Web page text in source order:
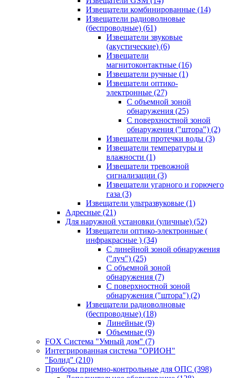
Извещатели комбинированные (14)
Извещатели радиоволновые
(беспроводные) (61)
Извещатели звуковые
(акустические) (6)
Извещатели
магнитоконтактные (16)
Извещатели ручные (1)
Извещатели оптико-
электронные (27)
С объемной зоной
обнаружения (25)
С поверхностной зоной
обнаружения ("штора") (2)
Извещатели протечки воды (3)
Извещатели температуры и
влажности (1)
Извещатели тревожной
сигнализации (3)
Извещатели угарного и горючего
газа (3)
Извещатели ультразвуковые (1)
Адресные (21)
Для наружной установки (уличные) (52)
Извещатели оптико-электронные (
инфракрасные ) (34)
С линейной зоной обнаружения
("луч") (25)
С объемной зоной
обнаружения (7)
С поверхностной зоной
обнаружения ("штора") (2)
Извещатели радиоволновые
(беспроводные) (18)
Линейные (9)
Объемные (9)
FOX Система "Умный дом" (7)
Интегрированная система "ОРИОН"
"Болид" (210)
Приборы приемно-контрольные для ОПС (398)